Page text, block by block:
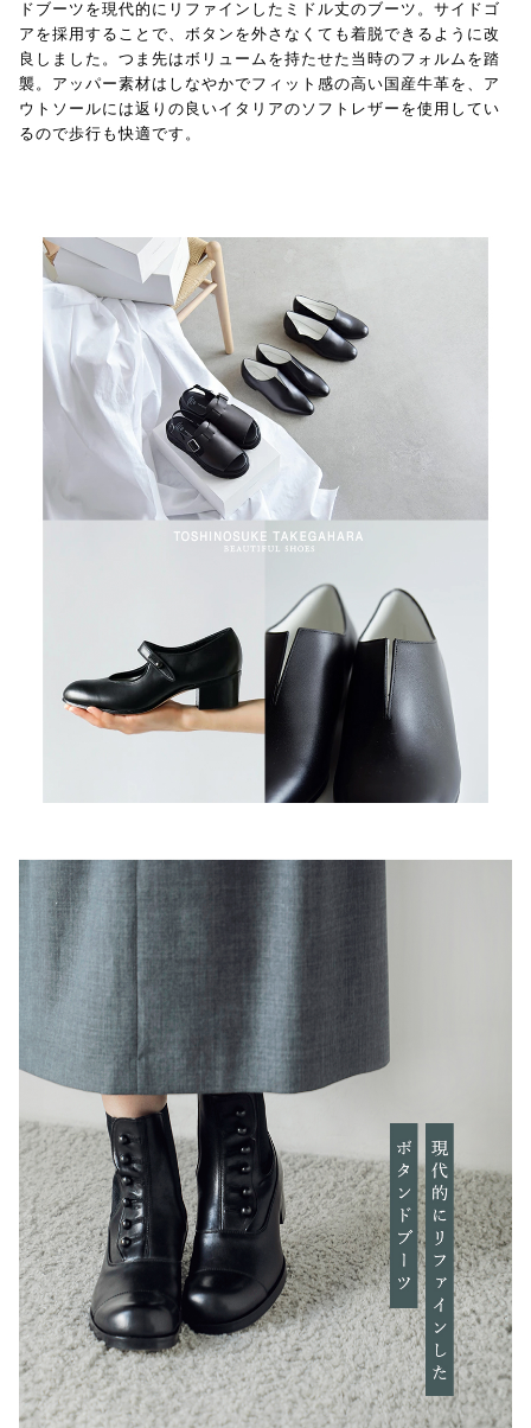
ドブーツを現代的にリファインしたミドル丈のブーツ。サイドゴ
アを採用することで、ボタンを外さなくても着脱できるように改
良しました。つま先はボリュームを持たせた当時のフォルムを踏
襲。アッパー素材はしなやかでフィット感の高い国産牛革を、ア
ウトソールには返りの良いイタリアのソフトレザーを使用してい
るので歩行も快適です。